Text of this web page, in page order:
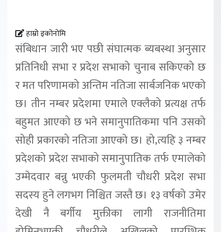
हाम्रो इकोनोमि
संबिधान जारी भए पछी संघात्मक ब्यबस्था अनुसार
प्रतिनिधी सभा र प्रदेश सभाको चुनाब सकिएको छ
र मत परिणामको अन्तिम नतिजा सार्बजनिक भएको
छ। तीन नम्बर प्रदेशमा एमाले एक्लैको प्रत्यक्ष तर्फ
बहुमत आएको छ भने समानुपातिकमा पनि उसको
सोही प्रकारको नतिजा आएको छ। हो,त्यहि ३ नम्बर
प्रदेशको प्रदेश सभाको समानुपातिक तर्फ एमालेको
उम्मेदवार बन्नु भएकी फुलमती चौधरी प्रदेश सभा
सदस्य हुने लगभग निश्चित जस्तै छ। १३ वर्षको उमेर
देखी नै बर्गीय मुक्तीका लागी राजनीतिमा